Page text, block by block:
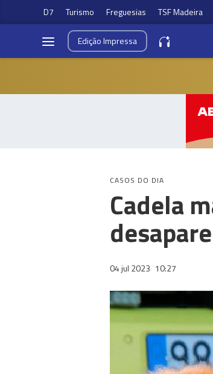
D7 Turismo Freguesias TSF Madeira
EdiçãoImpressa
CASOS DO DIA
Cadela
04 jul 2023 10:27